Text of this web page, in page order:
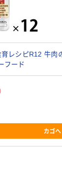
育レシピR12 牛
フード
カゴへ